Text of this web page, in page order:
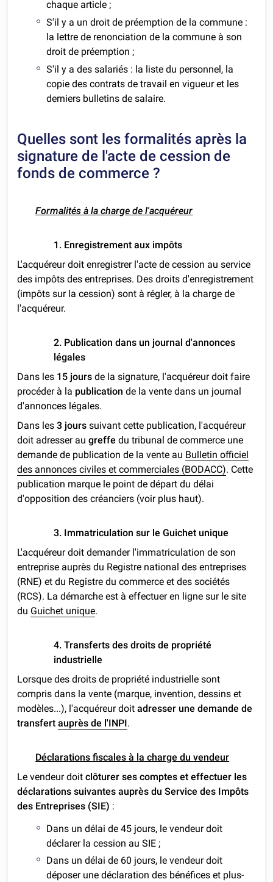
chaque article ;
S'il y a un droit de préemption de la commune :
la lettre de renonciation de la commune à son
droit de préemption ;
S'il y a des salariés : la liste du personnel, la
copie des contrats de travail en vigueur et les
derniers bulletins de salaire.
Quelles sont les formalités après la
signature de l'acte de cession de
fonds de commerce ?
Formalités à la charge de l'acquéreur
1. Enregistrement aux impôts
L'acquéreur doit enregistrer l'acte de cession au service
des impôts des entreprises. Des droits d'enregistrement
(impôts sur la cession) sont à régler, à la charge de
l'acquéreur.
2. Publication dans un journal d'annonces
légales
Dans les 15 jours de la signature, l'acquéreur doit faire
procéder à la publicationde la vente dans un journal
d'annonces légales.
Dans les3 jours suivant cette publication, l'acquéreur
doit adresser augreffedu tribunal de commerce une
demande de publication de la vente au Bulletin officiel
des annonces civiles et commerciales (BODACC). Cette
publication marque le point de départ du délai
d'opposition des créanciers (voir plus haut).
3. Immatriculation sur le Guichet unique
L'acquéreur doit demander l'immatriculation de son
entreprise auprès du Registre national des entreprises
(RNE) et du Registre du commerce et des sociétés
(RCS). La démarche est à effectuer en ligne sur le site
du Guichet unique.
4. Transferts des droits de propriété
industrielle
Lorsque des droits de propriété industrielle sont
compris dans la vente (marque, invention, dessins et
modèles...), l'acquéreur doitadresser une demande de
transfertauprès de l'INPI.
Déclarations fiscales à la charge du vendeur
Le vendeur doitclôturer ses comptes et effectuer les
déclarations suivantes auprès du Service des Impôts
des Entreprises (SIE) :
Dans un délai de 45 jours, le vendeur doit
déclarer la cession au SIE ;
Dans un délai de 60 jours, le vendeur doit
déposer une déclaration des bénéfices et plus-